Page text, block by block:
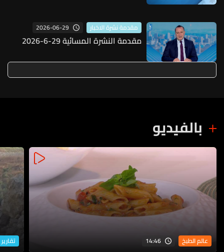
مقدمة نشرة الاخبار 2026-06-29
مقدمة النشرة المسائية 29-6-2026
بالفيديو
عالم الطبخ 14:46